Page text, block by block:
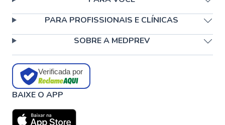
PARA PROFISSIONAIS E CLÍNICAS
SOBRE A MEDPREV
Verificada por
BAIXE O APP